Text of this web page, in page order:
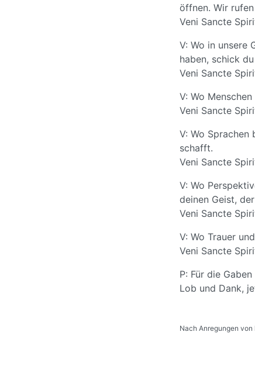
öffnen. Wir
Veni Sancte
V: Wo in unsere
haben, schick
Veni Sancte
V: Wo
Veni Sancte
V: Wo
schafft.
Veni Sancte
V: Wo
deinen Geist,
Veni Sancte
V: Wo Trauer
Veni Sancte
P: Für die
Lob und Dank,
Nach Anregungen von